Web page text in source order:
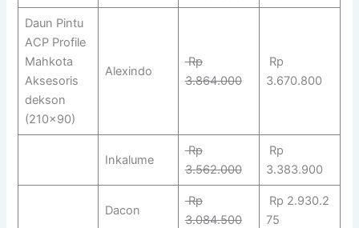
Daun Pintu
ACP Profile
Mahkota
Aksesoris
dekson
(210×90)
Alexindo
Rp
3.864.000
Rp
3.670.800
Inkalume
Rp
3.562.000
Rp
3.383.900
Dacon
Rp
3.084.500
Rp 2.930.2
75